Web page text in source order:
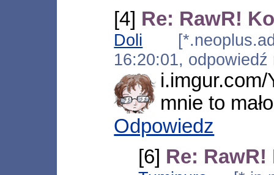
[4] Re: RawR!
Doli
16:20:01,
mnie to
Odpowiedz
[6] Re: